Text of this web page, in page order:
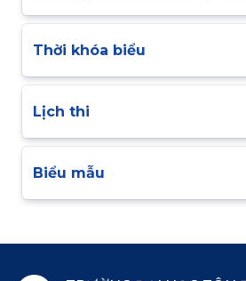
Thời khóa biểu
Lịch thi
Biểu mẫu